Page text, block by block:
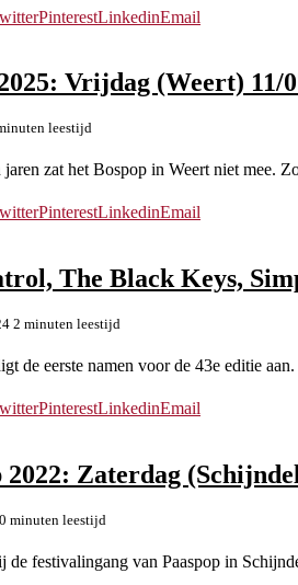
PinterestLinkedinEmail
Vrijdag (Weert) 11/
leestijd
jaren zat het Bospop in Weert niet mee.
PinterestLinkedinEmail
The Black Keys,
2 minuten leestijd
de eerste namen voor de 43e editie
PinterestLinkedinEmail
2022: Zaterdag
minuten leestijd
de festivalingang van Paaspop in